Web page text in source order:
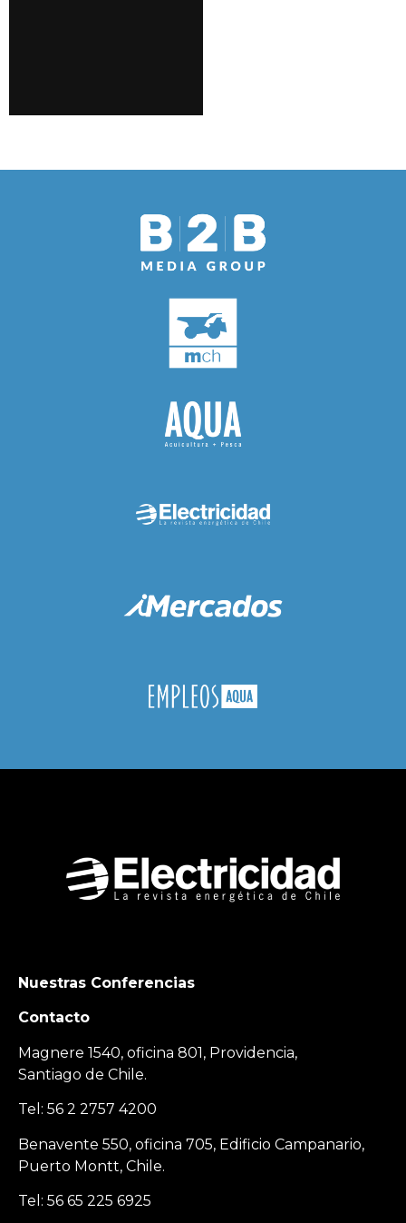
Nuestras Conferencias
Contacto
Magnere 1540, oficina 801, Providencia,
Santiago de Chile.
Tel: 56 2 2757 4200
Benavente 550, oficina 705, Edificio Campanario,
Puerto Montt, Chile.
Tel: 56 65 225 6925